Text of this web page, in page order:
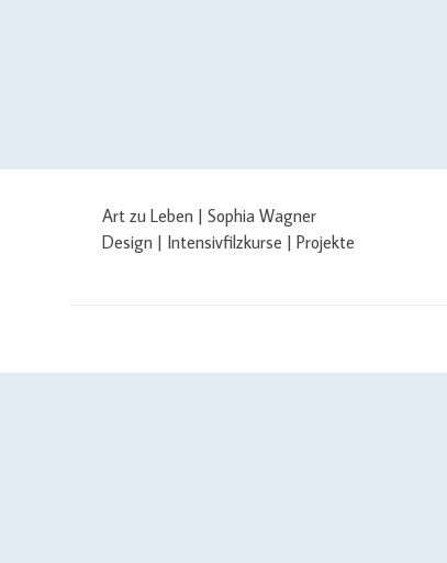
Art zu Leben | Sophia Wagner
Design | Intensivfilzkurse | Projekte